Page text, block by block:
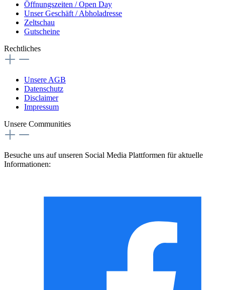
Öffnungszeiten / Open Day
Unser Geschäft / Abholadresse
Zeltschau
Gutscheine
Rechtliches
Unsere AGB
Datenschutz
Disclaimer
Impressum
Unsere Communities
Besuche uns auf unseren Social Media Plattformen für aktuelle
Informationen: